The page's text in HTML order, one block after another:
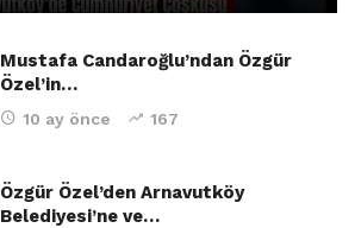
Mustafa Candaroğlu’ndan Özgür
Özel’in…
10 ay önce 167
Özgür Özel’den Arnavutköy
Belediyesi’ne ve…